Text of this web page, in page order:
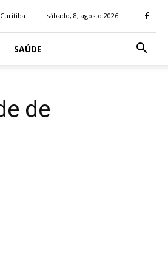
Curitiba sábado, 8, agosto 2026
SAÚDE
de